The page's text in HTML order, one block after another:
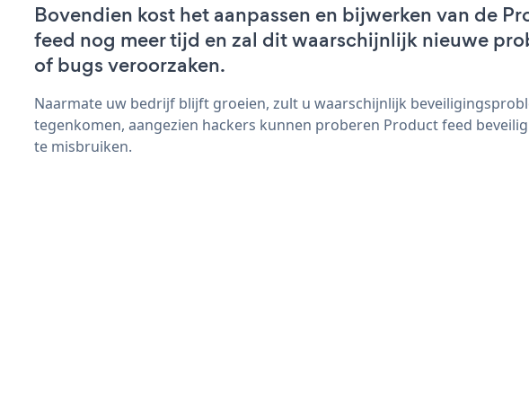
Bovendien kost het aanpassen en bijwerken van de
feed nog meer tijd en zal dit waarschijnlijk nieuwe
of bugs veroorzaken.
Naarmate uw bedrijf blijft groeien, zult u waarschijnlijk
tegenkomen, aangezien hackers kunnen proberen Product feed
te misbruiken.